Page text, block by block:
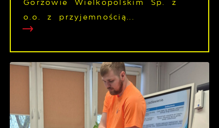
Gorzowie Wielkopolskim Sp. z
o.o. z przyjemnością...